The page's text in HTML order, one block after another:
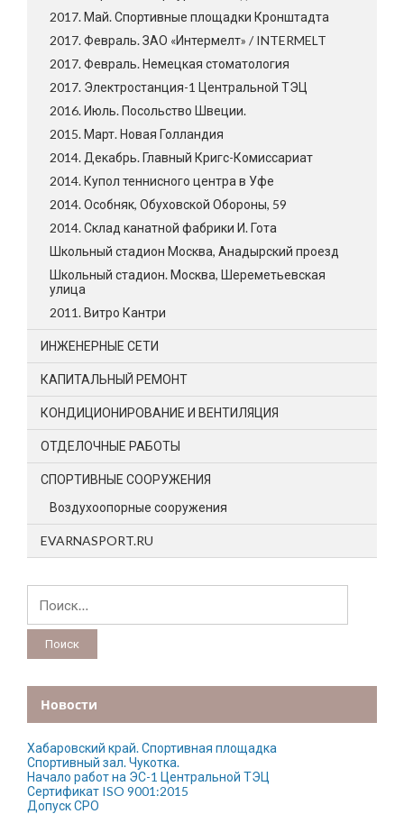
2017. Май. Спортивные площадки Кронштадта
2017. Февраль. ЗАО «Интермелт» / INTERMELT
2017. Февраль. Немецкая стоматология
2017. Электростанция-1 Центральной ТЭЦ
2016. Июль. Посольство Швеции.
2015. Март. Новая Голландия
2014. Декабрь. Главный Кригс-Комиссариат
2014. Купол теннисного центра в Уфе
2014. Особняк, Обуховской Обороны, 59
2014. Склад канатной фабрики И. Гота
Школьный стадион Москва, Анадырский проезд
Школьный стадион. Москва, Шереметьевская
улица
2011. Витро Кантри
ИНЖЕНЕРНЫЕ СЕТИ
КАПИТАЛЬНЫЙ РЕМОНТ
КОНДИЦИОНИРОВАНИЕ И ВЕНТИЛЯЦИЯ
ОТДЕЛОЧНЫЕ РАБОТЫ
СПОРТИВНЫЕ СООРУЖЕНИЯ
Воздухоопорные сооружения
EVARNASPORT.RU
Найти:
Новости
Хабаровский край. Спортивная площадка
Спортивный зал. Чукотка.
Начало работ на ЭС-1 Центральной ТЭЦ
Сертификат ISO 9001:2015
Допуск СРО